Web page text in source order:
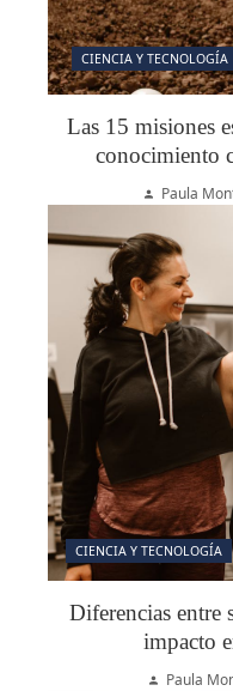
CIENCIA Y TECNOLOGÍA
Las 15 misiones
conocimiento
Paula
CIENCIA Y TECNOLOGÍA
Diferencias entre
impacto
Paula